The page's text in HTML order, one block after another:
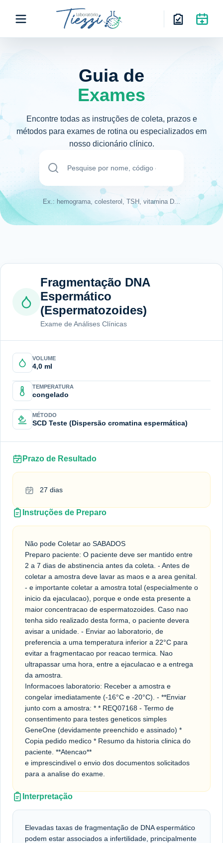
Guia de
Exames
Encontre todas as instruções de coleta, prazos e
métodos para exames de rotina ou especializados em
nosso dicionário clínico.
Ex.: hemograma, colesterol, TSH, vitamina D...
Fragmentação DNA
Espermático
(Espermatozoides)
Exame de Análises Clínicas
VOLUME
4,0 ml
TEMPERATURA
congelado
MÉTODO
SCD Teste (Dispersão cromatina espermática)
Prazo de Resultado
27 dias
Instruções de Preparo
Não pode Coletar ao SABADOS
Preparo paciente: O paciente deve ser mantido entre
2 a 7 dias de abstinencia antes da coleta. - Antes de
coletar a amostra deve lavar as maos e a area genital.
- e importante coletar a amostra total (especialmente o
inicio da ejaculacao), porque e onde esta presente a
maior concentracao de espermatozoides. Caso nao
tenha sido realizado desta forma, o paciente devera
avisar a unidade. - Enviar ao laboratorio, de
preferencia a uma temperatura inferior a 22°C para
evitar a fragmentacao por reacao termica. Nao
ultrapassar uma hora, entre a ejaculacao e a entrega
da amostra.
Informacoes laboratorio: Receber a amostra e
congelar imediatamente (-16°C e -20°C). - **Enviar
junto com a amostra: * * REQ07168 - Termo de
consentimento para testes geneticos simples
GeneOne (devidamente preenchido e assinado) *
Copia pedido medico * Resumo da historia clinica do
paciente. **Atencao**
e imprescindivel o envio dos documentos solicitados
para a analise do exame.
Interpretação
Elevadas taxas de fragmentação de DNA espermático
podem estar associados a infertilidade, principalmente